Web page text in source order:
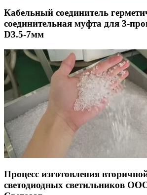
Кабельный соединитель
соединительная муфта для 3-
D3.5-7мм
Процесс изготовления
светодиодных светильников